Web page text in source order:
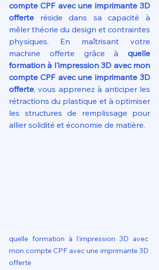
compte CPF avec une imprimante 3D
offerte réside dans sa capacité à
mêler théorie du design et contraintes
physiques. En maîtrisant votre
machine offerte grâce à quelle
formation à l'impression 3D avec mon
compte CPF avec une imprimante 3D
offerte, vous apprenez à anticiper les
rétractions du plastique et à optimiser
les structures de remplissage pour
allier solidité et économie de matière.
quelle formation à l'impression 3D avec
mon compte CPF avec une imprimante 3D
offerte